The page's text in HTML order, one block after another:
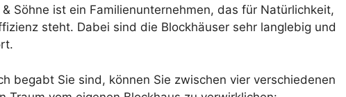
Söhne ist ein Familienunternehmen, das für Natürlichkeit,
steht. Dabei sind die Blockhäuser sehr langlebig und
begabt Sie sind, können Sie zwischen vier verschiedenen